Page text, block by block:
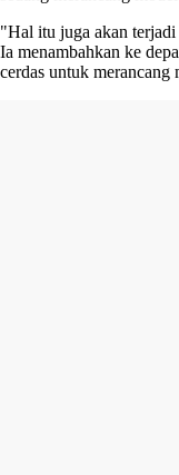
"Hal itu juga akan terjadi
Ia menambahkan ke
cerdas untuk merancang